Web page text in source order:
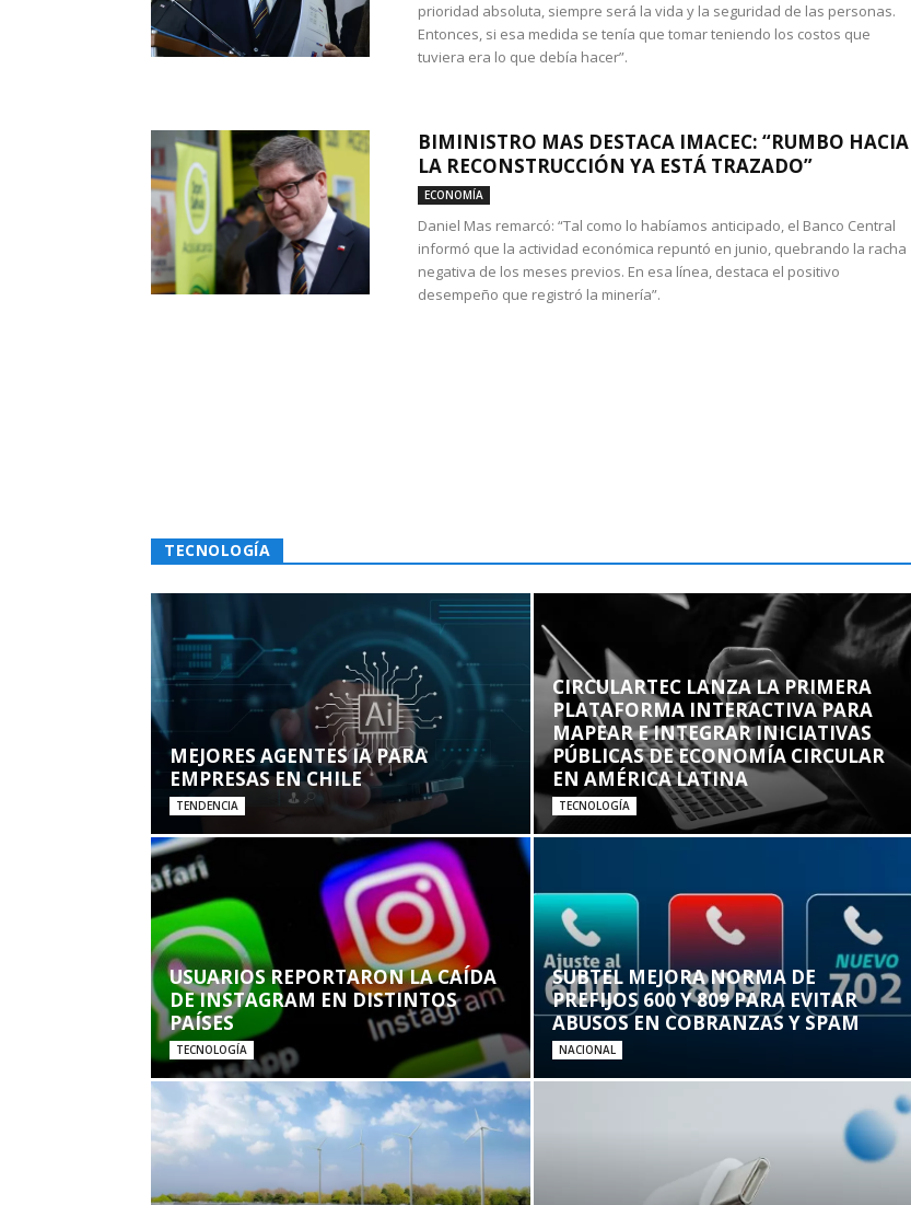
prioridad absoluta, siempre será la vida y la seguridad de las personas.
Entonces, si esa medida se tenía que tomar teniendo los costos que
tuviera era lo que debía hacer”.
BIMINISTRO MAS DESTACA IMACEC: “RUMBO HACIA
LA RECONSTRUCCIÓN YA ESTÁ TRAZADO”
ECONOMÍA
Daniel Mas remarcó: “Tal como lo habíamos anticipado, el Banco Central
informó que la actividad económica repuntó en junio, quebrando la racha
negativa de los meses previos. En esa línea, destaca el positivo
desempeño que registró la minería”.
TECNOLOGÍA
MEJORES AGENTES IA PARA
EMPRESAS EN CHILE
TENDENCIA
CIRCULARTEC LANZA LA PRIMERA
PLATAFORMA INTERACTIVA PARA
MAPEAR E INTEGRAR INICIATIVAS
PÚBLICAS DE ECONOMÍA CIRCULAR
EN AMÉRICA LATINA
TECNOLOGÍA
USUARIOS REPORTARON LA CAÍDA
DE INSTAGRAM EN DISTINTOS
PAÍSES
TECNOLOGÍA
SUBTEL MEJORA NORMA DE
PREFIJOS 600 Y 809 PARA EVITAR
ABUSOS EN COBRANZAS Y SPAM
NACIONAL